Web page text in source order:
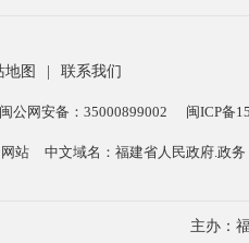
地图 联系我们
闽公网安备：35000899002 闽ICP备
站 中文域名：福建省人民政府.政务
主办：